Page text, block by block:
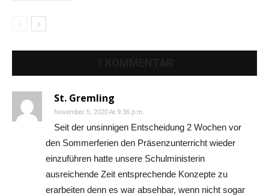
St. Gremling
November 5, 2020 At 9:36 p.m.
Seit der unsinnigen Entscheidung 2 Wochen vor
den Sommerferien den Präsenzunterricht wieder
einzuführen hatte unsere Schulministerin
ausreichende Zeit entsprechende Konzepte zu
erarbeiten denn es war absehbar, wenn nicht sogar